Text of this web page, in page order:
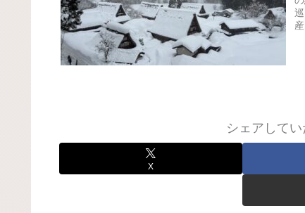
シェアして
X